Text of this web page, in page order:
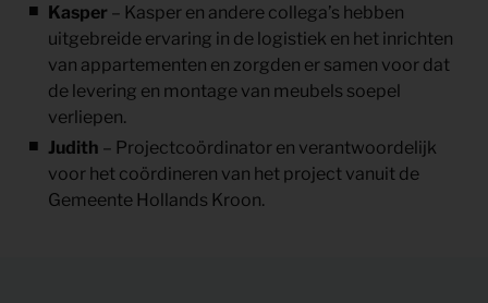
Kasper – Kasper en andere collega’s hebben
uitgebreide ervaring in de logistiek en het inrichten
van appartementen en zorgden er samen voor dat
de levering en montage van meubels soepel
verliepen.
Judith – Projectcoördinator en verantwoordelijk
voor het coördineren van het project vanuit de
Gemeente Hollands Kroon.